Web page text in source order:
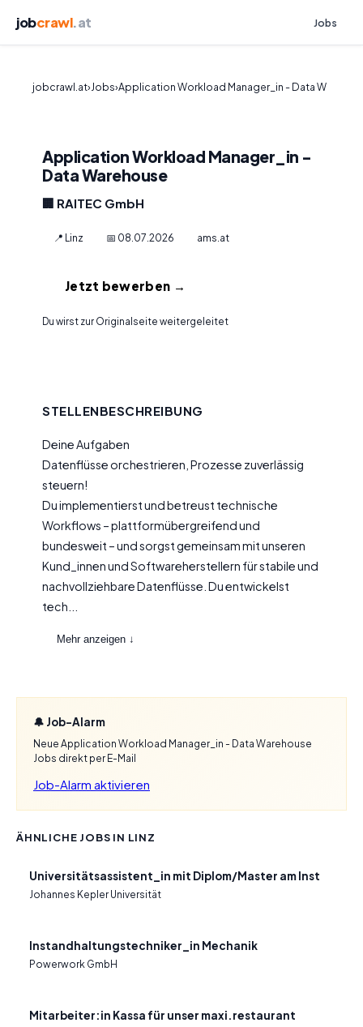
jobcrawl.at Jobs
jobcrawl.at›Jobs›Application Workload Manager_in - Data W
Application Workload Manager_in -
Data Warehouse
🏢 RAITEC GmbH
📍 Linz 📅 08.07.2026 ams.at
Jetzt bewerben →
Du wirst zur Originalseite weitergeleitet
STELLENBESCHREIBUNG
Deine Aufgaben
Datenflüsse orchestrieren, Prozesse zuverlässig
steuern!
Du implementierst und betreust technische
Workflows – plattformübergreifend und
bundesweit – und sorgst gemeinsam mit unseren
Kund_innen und Softwareherstellern für stabile und
nachvollziehbare Datenflüsse. Du entwickelst
tech...
Mehr anzeigen ↓
🔔 Job-Alarm
Neue Application Workload Manager_in - Data Warehouse
Jobs direkt per E-Mail
Job-Alarm aktivieren
ÄHNLICHE JOBS IN LINZ
Universitätsassistent_in mit Diplom/Master am Inst
Johannes Kepler Universität
Instandhaltungstechniker_in Mechanik
Powerwork GmbH
Mitarbeiter:in Kassa für unser maxi.restaurant